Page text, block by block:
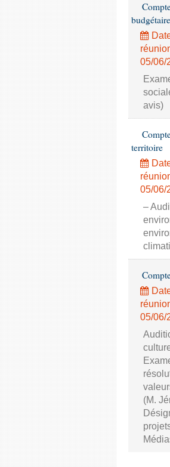
budgétaire
05/06/
avis)
territoire
05/06/
–
05/06/
(M.